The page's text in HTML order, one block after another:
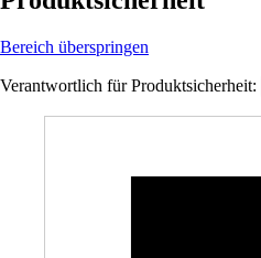
Bereich überspringen
Verantwortlich für Produktsicherheit: